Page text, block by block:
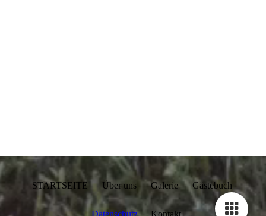
STARTSEITE Über uns Galerie Gästebuch